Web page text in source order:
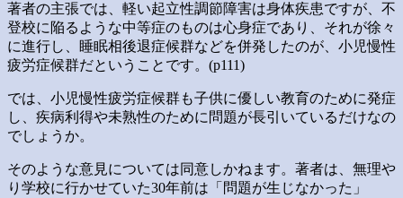
著者の主張では、軽い起立性調節障害は身体疾患ですが、不
登校に陥るような中等症のものは心身症であり、それが徐々
に進行し、睡眠相後退症候群などを併発したのが、小児慢性
疲労症候群だということです。(p111)
では、小児慢性疲労症候群も子供に優しい教育のために発症
し、疾病利得や未熟性のために問題が長引いているだけなの
でしょうか。
そのような意見については同意しかねます。著者は、無理や
り学校に行かせていた30年前は「問題が生じなかった」